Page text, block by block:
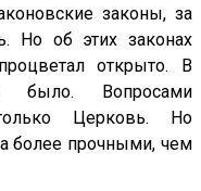
законы, за
Но об этих законах
открыто. В
было. Вопросами
Церковь. Но
более прочными, чем